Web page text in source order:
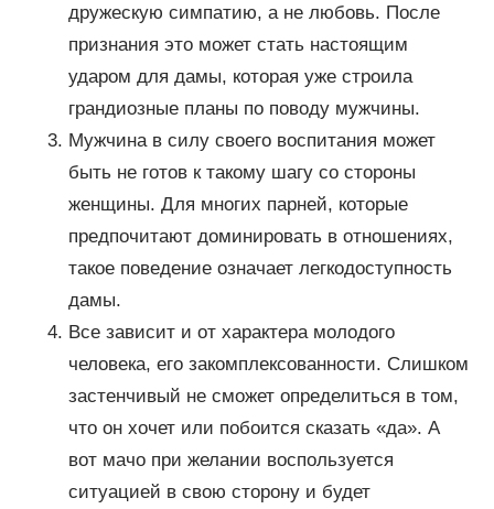
дружескую симпатию, а не любовь. После
признания это может стать настоящим
ударом для дамы, которая уже строила
грандиозные планы по поводу мужчины.
Мужчина в силу своего воспитания может
быть не готов к такому шагу со стороны
женщины. Для многих парней, которые
предпочитают доминировать в отношениях,
такое поведение означает легкодоступность
дамы.
Все зависит и от характера молодого
человека, его закомплексованности. Слишком
застенчивый не сможет определиться в том,
что он хочет или побоится сказать «да». А
вот мачо при желании воспользуется
ситуацией в свою сторону и будет